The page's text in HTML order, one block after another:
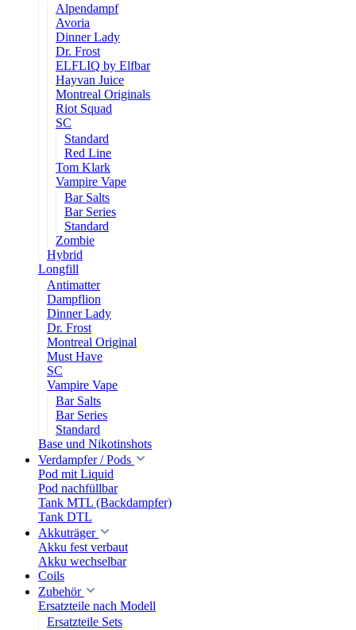
Alpendampf
Avoria
Dinner Lady
Dr. Frost
ELFLIQ by Elfbar
Hayvan Juice
Montreal Originals
Riot Squad
SC
Standard
Red Line
Tom Klark
Vampire Vape
Bar Salts
Bar Series
Standard
Zombie
Hybrid
Longfill
Antimatter
Dampflion
Dinner Lady
Dr. Frost
Montreal Original
Must Have
SC
Vampire Vape
Bar Salts
Bar Series
Standard
Base und Nikotinshots
Verdampfer / Pods
Pod mit Liquid
Pod nachfüllbar
Tank MTL (Backdampfer)
Tank DTL
Akkuträger
Akku fest verbaut
Akku wechselbar
Coils
Zubehör
Ersatzteile nach Modell
Ersatzteile Sets